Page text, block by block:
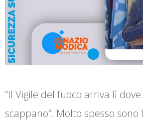
“Il Vigile del fuoco arriva lì
scappano”. Molto spesso